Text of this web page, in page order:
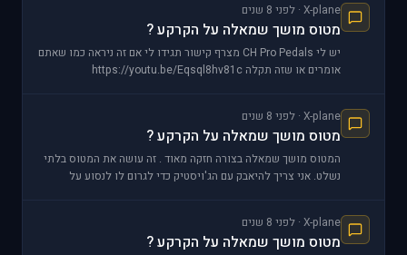
X-plane · לפני 8 שנים
מטוס מושך שמאלה על הקרקע ?
יש לי CH Pro Pedals מצרף קישור תגידו לי אם זה ניראה כמו שאתם
אומרים או שזה תקלה https://youtu.be/Eqsql8hv81c
X-plane · לפני 8 שנים
מטוס מושך שמאלה על הקרקע ?
המטוס מושך שמאלה בצורה חזקה מאוד . זה עושה את המטוס בלתי
נשלט. אני צריך להיאבק עם הג'ויסטיק כדי לגרום לו לנסוע על
X-plane · לפני 8 שנים
מטוס מושך שמאלה על הקרקע ?